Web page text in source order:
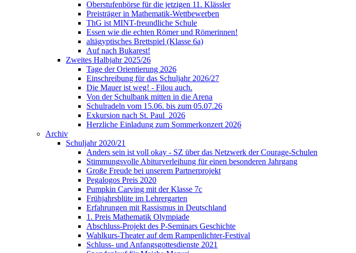
Oberstufenbörse für die jetzigen 11. Klässler
Preisträger in Mathematik-Wettbewerben
ThG ist MINT-freundliche Schule
Essen wie die echten Römer und Römerinnen!
altägyptisches Brettspiel (Klasse 6a)
Auf nach Bukarest!
Zweites Halbjahr 2025/26
Tage der Orientierung 2026
Einschreibung für das Schuljahr 2026/27
Die Mauer ist weg! - Filou auch.
Von der Schulbank mitten in die Arena
Schulradeln vom 15.06. bis zum 05.07.26
Exkursion nach St. Paul_2026
Herzliche Einladung zum Sommerkonzert 2026
Archiv
Schuljahr 2020/21
Anders sein ist voll okay - SZ über das Netzwerk der Courage-Schulen
Stimmungsvolle Abiturverleihung für einen besonderen Jahrgang
Große Freude bei unserem Partnerprojekt
Pegalogos Preis 2020
Pumpkin Carving mit der Klasse 7c
Frühjahrsblüte im Lehrergarten
Erfahrungen mit Rassismus in Deutschland
1. Preis Mathematik Olympiade
Abschluss-Projekt des P-Seminars Geschichte
Wahlkurs-Theater auf dem Rampenlichter-Festival
Schluss- und Anfangsgottesdienste 2021